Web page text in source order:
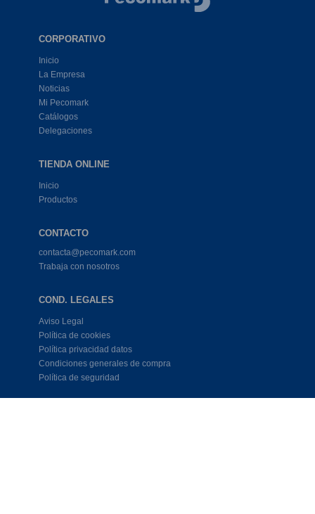
CORPORATIVO
Inicio
La Empresa
Noticias
Mi Pecomark
Catálogos
Delegaciones
TIENDA ONLINE
Inicio
Productos
CONTACTO
contacta@pecomark.com
Trabaja con nosotros
COND. LEGALES
Aviso Legal
Política de cookies
Política privacidad datos
Condiciones generales de compra
Política de seguridad